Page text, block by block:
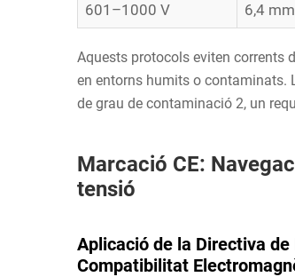
601–1000 V
6,4 mm
Aquests protocols eviten corrents
en entorns humits o contaminats.
de grau de contaminació 2, un
Marcació CE:
tensió
Aplicació de la Directiva
Compatibilitat